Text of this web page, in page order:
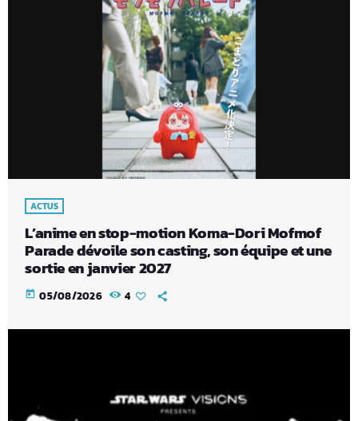
ACTUS
L’anime en stop-motion Koma-Dori Mofmof
Parade dévoile son casting, son équipe et une
sortie en janvier 2027
today 05/08/2026 4